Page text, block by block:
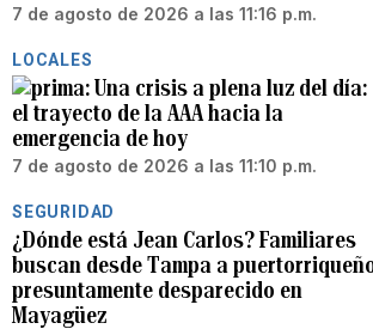
7 de agosto de 2026 a las 11:16 p.m.
LOCALES
Una crisis a plena luz del día:
el trayecto de la AAA hacia la
emergencia de hoy
7 de agosto de 2026 a las 11:10 p.m.
SEGURIDAD
¿Dónde está Jean Carlos? Familiares
buscan desde Tampa a
presuntamente desparecido en
Mayagüez